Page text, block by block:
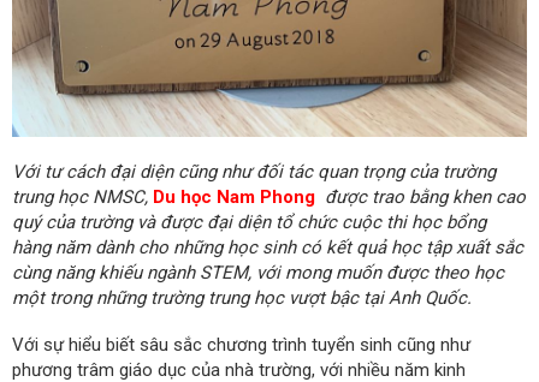
Với tư cách đại diện cũng như đối tác quan trọng của trường
trung học NMSC, Du học Nam Phong được trao bằng khen cao
quý của trường và được đại diện tổ chức cuộc thi học bổng
hàng năm dành cho những học sinh có kết quả học tập xuất sắc
cùng năng khiếu ngành STEM, với mong muốn được theo học
một trong những trường trung học vượt bậc tại Anh Quốc.
Với sự hiểu biết sâu sắc chương trình tuyển sinh cũng như
phương trâm giáo dục của nhà trường, với nhiều năm kinh